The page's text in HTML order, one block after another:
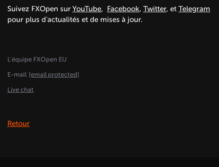
Suivez FXOpen surYouTube, Facebook, Twitter, et Telegram
pour plus d'actualités et de mises à jour.
L'équipe FXOpen EU
E-mail: [email protected]
Live chat
Retour